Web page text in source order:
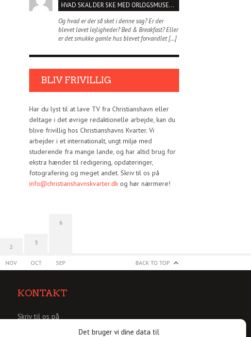
Det bruger vi dine data til
HVAD SKAL DER SKE MED ORLOGSMUSEET?
Og hvad er der så sket i denne sag? Er der
blevet lavet lejligheder? Bed & Breakfast? Eller
er det smukke gamle hus blevet forvandlet […]
BLIV FRIVILLIG
Har du lyst til at lave TV fra Christianshavn eller
deltage i det øvrige redaktionelle arbejde, kan du
blive frivillig hos Christianshavns Kvarter. Vi
arbejder i et internationalt, ungt miljø med
studerende fra mange lande, og har altid brug for
ekstra hænder til redigering, opdateringer,
fotografering og meget andet. Skriv til os på
info@christianshavnskvarter.dkog hør nærmere!
2
NOV
3
OCT
6
SEP BACK TO TOP
KONTAKT
Skriv til os på
info@christianshavnskvarter.dk